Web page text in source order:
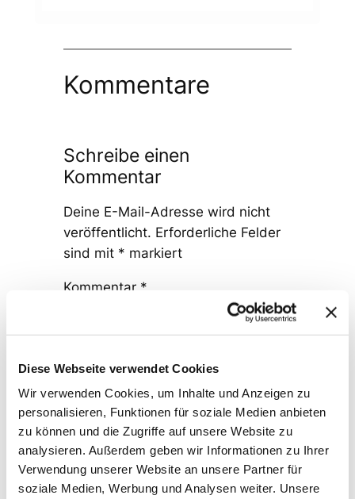
Diese Webseite verwendet Cookies
Wir verwenden Cookies, um Inhalte und Anzeigen zu
personalisieren, Funktionen für soziale Medien anbieten
zu können und die Zugriffe auf unsere Website zu
analysieren. Außerdem geben wir Informationen zu Ihrer
Verwendung unserer Website an unsere Partner für
soziale Medien, Werbung und Analysen weiter. Unsere
Kommentare
Schreibe einen
Kommentar
Deine E-Mail-Adresse wird nicht
veröffentlicht. Erforderliche Felder
sind mit * markiert
Kommentar *
Name*
E-Mail-Adresse*